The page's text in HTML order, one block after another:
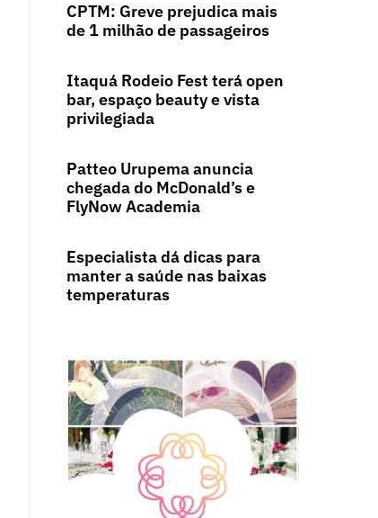
CPTM: Greve prejudica mais
de 1 milhão de passageiros
Itaquá Rodeio Fest terá open
bar, espaço beauty e vista
privilegiada
Patteo Urupema anuncia
chegada do McDonald’s e
FlyNow Academia
Especialista dá dicas para
manter a saúde nas baixas
temperaturas